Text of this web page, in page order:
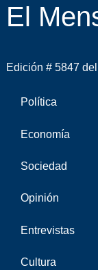
El
Edición # 5847
Política
Economía
Sociedad
Opinión
Entrevistas
Cultura